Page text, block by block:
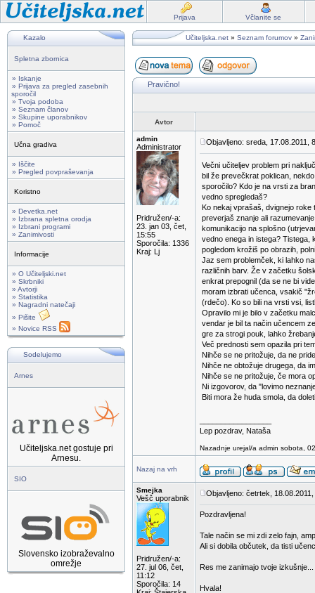
Prijava Včlanite se
Kazalo
Spletna zbornica
» Iskanje
» Prijava za pregled zasebnih
sporočil
» Tvoja podoba
» Seznam članov
» Skupine uporabnikov
» Pomoč
Učna gradiva
» Iščite
» Pregled povpraševanja
Koristno
» Devetka.net
» Izbrana spletna orodja
» Izbrani programi
» Zanimivosti
Informacije
» O Učiteljski.net
» Skrbniki
» Avtorji
» Statistika
» Nagradni natečaji
» Pišite
» Novice RSS
Sodelujemo
Arnes
Učiteljska.net gostuje pri
Arnesu.
SIO
Slovensko izobraževalno
omrežje
Učiteljska.net » Seznam forumov »
Pravično!
Avtor
admin
Administrator
Pridružen/-a:
23. jan 03, čet,
15:55
Sporočila: 1336
Kraj: Lj
Objavljeno: sreda, 17.08.2011,
Večni učiteljev problem pri
bil že prevečkrat poklican,
sporočilo? Kdo je na vrsti za
vedno spregledaš?
Ko nekaj vprašaš, dvignejo roke
preverjaš znanje ali
komunikacijo na splošno
vedno enega in istega? Tistega,
pogledom krožiš po obrazih,
Jaz sem problemček, ki lahko
različnih barv. Že v začetku
enkrat prepognil (da se ne bi
moram izbrati učenca, vsakič
(rdečo). Ko so bili na vrsti vsi,
Opravilo mi je bilo v začetku
vendar je bil ta način učencem
gre za strogi pouk, lahko
Več prednosti sem opazila pri
Nihče se ne pritožuje, da ne
Nihče ne obtožuje drugega, da
Nihče se ne pritožuje, če mora
Ni izgovorov, da "lovimo
Biti mora že huda smola, da
Lep pozdrav, Nataša
Nazadnje urejal/a admin sobota,
Nazaj na vrh
Smejka
Vešč uporabnik
Pridružen/-a:
27. jul 06, čet,
11:12
Sporočila: 14
Objavljeno: četrtek, 18.08.2011,
Pozdravljena!
Tale način se mi zdi zelo fajn,
Ali si dobila občutek, da tisti
Res me zanimajo tvoje izkušnje...
Hvala!